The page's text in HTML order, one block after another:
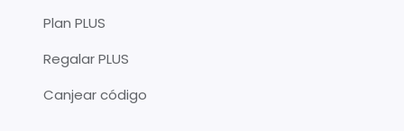
Plan PLUS
Regalar PLUS
Canjear código